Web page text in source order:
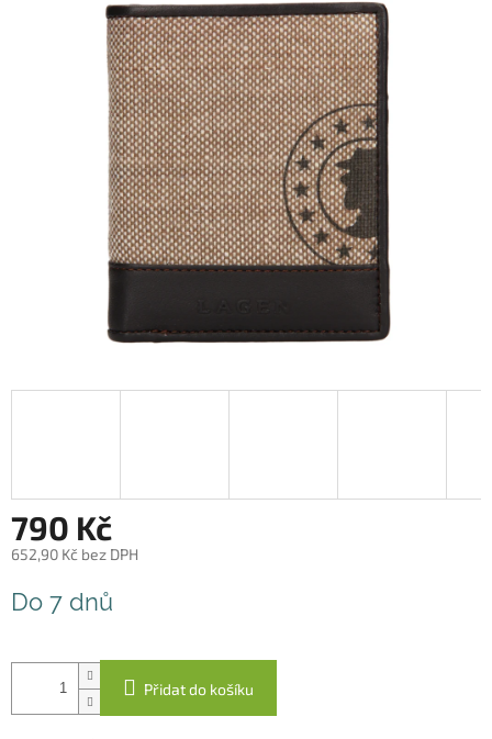
0,0
z
5
hvězdiček.
790 Kč
652,90 Kč bez DPH
cena:
Do 7 dnů
Přidat do košíku